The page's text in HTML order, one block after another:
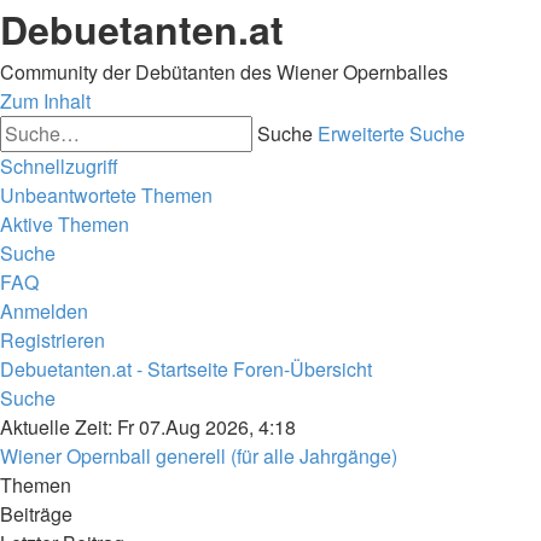
Debuetanten.at
Community der Debütanten des Wiener Opernballes
Zum Inhalt
Suche Erweiterte Suche
Schnellzugriff
Unbeantwortete Themen
Aktive Themen
Suche
FAQ
Anmelden
Registrieren
Debuetanten.at - Startseite Foren-Übersicht
Suche
Aktuelle Zeit: Fr 07.Aug 2026, 4:18
Wiener Opernball generell (für alle Jahrgänge)
Themen
Beiträge